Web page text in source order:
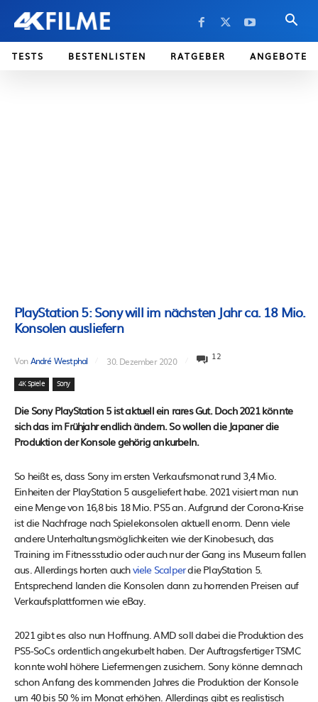
TESTS BESTENLISTEN RATGEBER ANGEBOTE
PlayStation 5: Sony will im nächsten Jahr ca. 18 Mio.
Konsolen ausliefern
VonAndré Westphal 30. Dezember 2020 12
4K Spiele Sony
Die Sony PlayStation 5 ist aktuell ein rares Gut. Doch 2021 könnte
sich das im Frühjahr endlich ändern. So wollen die Japaner die
Produktion der Konsole gehörig ankurbeln.
So heißt es, dass Sony im ersten Verkaufsmonat rund 3,4 Mio.
Einheiten der PlayStation 5 ausgeliefert habe. 2021 visiert man nun
eine Menge von 16,8 bis 18 Mio. PS5 an. Aufgrund der Corona-Krise
ist die Nachfrage nach Spielekonsolen aktuell enorm. Denn viele
andere Unterhaltungsmöglichkeiten wie der Kinobesuch, das
Training im Fitnessstudio oder auch nur der Gang ins Museum fallen
aus. Allerdings horten auchviele Scalperdie PlayStation 5.
Entsprechend landen die Konsolen dann zu horrenden Preisen auf
Verkaufsplattformen wie eBay.
2021 gibt es also nun Hoffnung. AMD soll dabei die Produktion des
PS5-SoCs ordentlich angekurbelt haben. Der Auftragsfertiger TSMC
konnte wohl höhere Liefermengen zusichern. Sony könne demnach
schon Anfang des kommenden Jahres die Produktion der Konsole
um 40 bis 50 % im Monat erhöhen. Allerdings gibt es realistisch